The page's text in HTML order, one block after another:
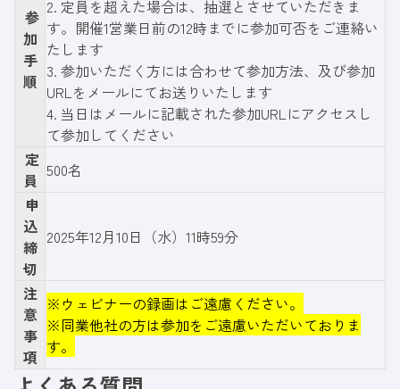
参
加
手
順
2. 定員を超えた場合は、抽選とさせていただきま
す。開催1営業日前の12時までに参加可否をご連絡い
たします
3. 参加いただく方には合わせて参加方法、及び参加
URLをメールにてお送りいたします
4. 当日はメールに記載された参加URLにアクセスし
て参加してください
定
員 500名
申
込
締
切
2025年12月10日（水）11時59分
注
意
事
項
※ウェビナーの録画はご遠慮ください。
※同業他社の方は参加をご遠慮いただいておりま
す。